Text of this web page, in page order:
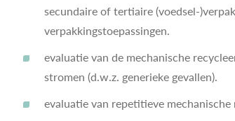
secundaire of tertiaire (voedsel-
verpakkingstoepassingen.
evaluatie van de mechanische
stromen (d.w.z. generieke gevallen).
evaluatie van repetitieve